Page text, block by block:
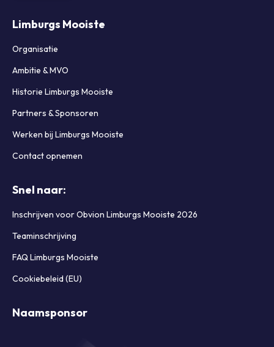
Limburgs Mooiste
Organisatie
Ambitie & MVO
Historie Limburgs Mooiste
Partners & Sponsoren
Werken bij Limburgs Mooiste
Contact opnemen
Snel naar:
Inschrijven voor Obvion Limburgs Mooiste 2026
Teaminschrijving
FAQ Limburgs Mooiste
Cookiebeleid (EU)
Naamsponsor